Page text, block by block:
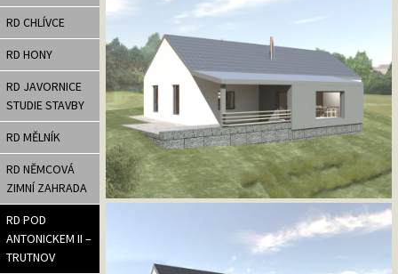
RD CHLÍVCE
RD HONY
RD JAVORNICE
STUDIE STAVBY
RD MĚLNÍK
RD NĚMCOVÁ
ZIMNÍ ZAHRADA
RD POD
ANTONICKEM II –
TRUTNOV